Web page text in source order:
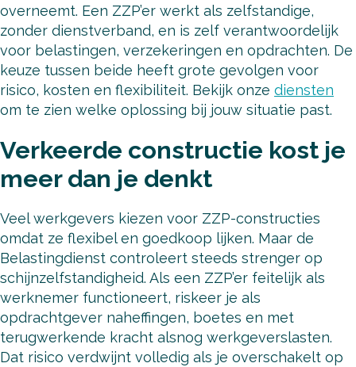
overneemt. Een ZZP’er werkt als zelfstandige,
zonder dienstverband, en is zelf verantwoordelijk
voor belastingen, verzekeringen en opdrachten. De
keuze tussen beide heeft grote gevolgen voor
risico, kosten en flexibiliteit. Bekijk onze diensten
om te zien welke oplossing bij jouw situatie past.
Verkeerde constructie kost je
meer dan je denkt
Veel werkgevers kiezen voor ZZP-constructies
omdat ze flexibel en goedkoop lijken. Maar de
Belastingdienst controleert steeds strenger op
schijnzelfstandigheid. Als een ZZP’er feitelijk als
werknemer functioneert, riskeer je als
opdrachtgever naheffingen, boetes en met
terugwerkende kracht alsnog werkgeverslasten.
Dat risico verdwijnt volledig als je overschakelt op